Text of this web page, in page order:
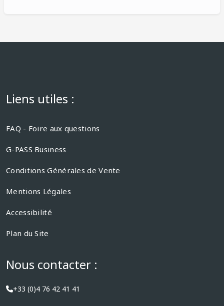
Liens utiles :
FAQ - Foire aux questions
G-PASS Business
Conditions Générales de Vente
Mentions Légales
Accessibilité
Plan du Site
Nous contacter :
+33 (0)4 76 42 41 41